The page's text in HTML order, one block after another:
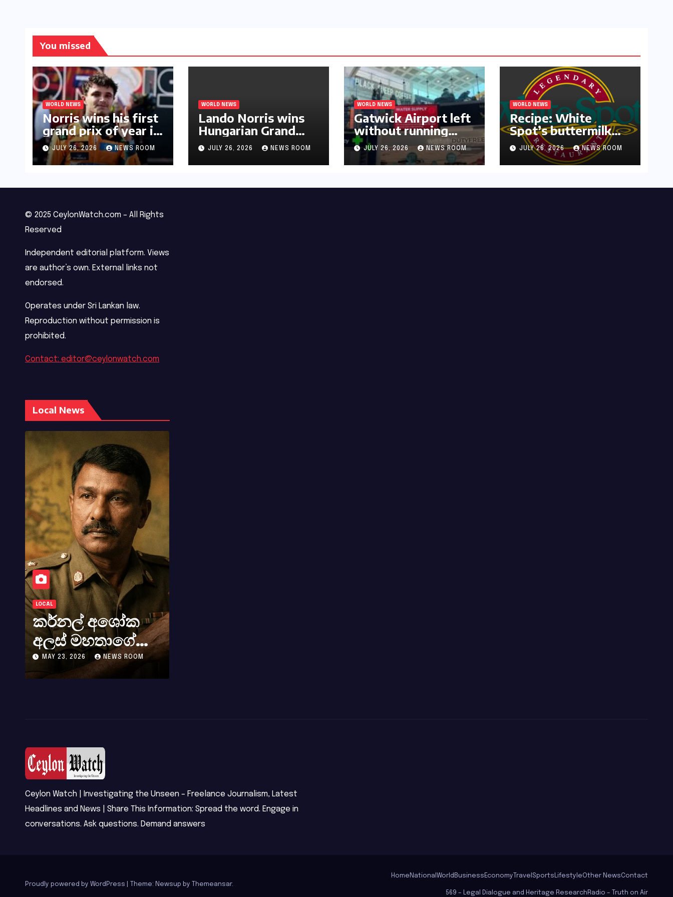
You missed
WORLD NEWS
Norris wins his first
grand prix of year in
Hungary​​
JULY 26, 2026 NEWS ROOM
WORLD NEWS
Lando Norris wins
Hungarian Grand
Prix for first F1
triumph in 2026​​
JULY 26, 2026 NEWS ROOM
WORLD NEWS
Gatwick Airport left
without running
water after major
outage​​
JULY 26, 2026 NEWS ROOM
WORLD NEWS
Recipe: White
Spot’s buttermilk
waffles and
blueberry compote​
Amy Judd​
JULY 26, 2026 NEWS ROOM
© 2025 CeylonWatch.com – All Rights
Reserved
Independent editorial platform. Views
are author’s own. External links not
endorsed.
Operates under Sri Lankan law.
Reproduction without permission is
prohibited.
Contact: editor@ceylonwatch.com
Local News
LOCAL
කර්නල් අශෝක
අලස් මහතාගේ
අභාවය අප රටට
සිදුවූ විශාල
MAY 23, 2026 NEWS ROOM
Ceylon Watch | Investigating the Unseen – Freelance Journalism, Latest
Headlines and News | Share This Information: Spread the word. Engage in
conversations. Ask questions. Demand answers
Proudly powered by WordPress Theme: Newsup by Themeansar.
Home National World Business Economy Travel Sports LifestyleOther NewsContact
569 – Legal Dialogue and Heritage Research Radio – Truth on Air